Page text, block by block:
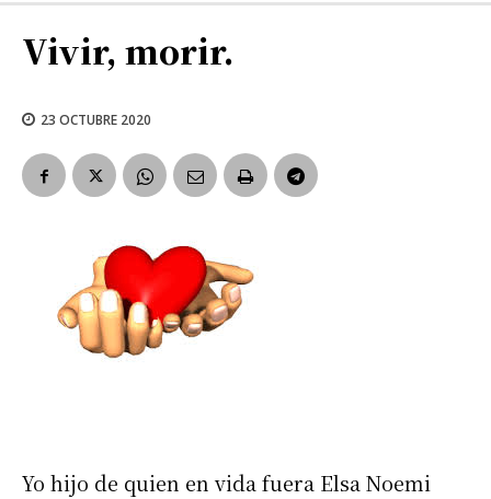
Vivir, morir.
23 OCTUBRE 2020
Yo hijo de quien en vida fuera Elsa Noemi